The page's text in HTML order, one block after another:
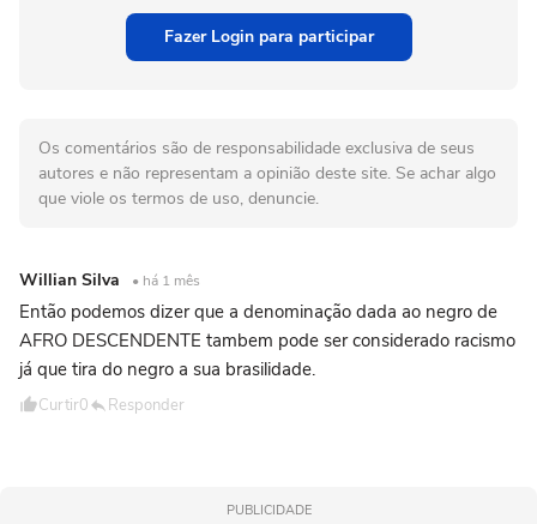
Fazer Login para participar
Os comentários são de responsabilidade exclusiva de seus
autores e não representam a opinião deste site. Se achar algo
que viole os termos de uso, denuncie.
Willian Silva • há 1 mês
Então podemos dizer que a denominação dada ao negro de
AFRO DESCENDENTE tambem pode ser considerado racismo
já que tira do negro a sua brasilidade.
Curtir0 Responder
PUBLICIDADE